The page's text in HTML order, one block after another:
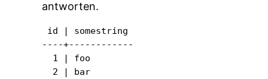
antworten.
id | somestring
----+------------
  1 | foo
  2 | bar